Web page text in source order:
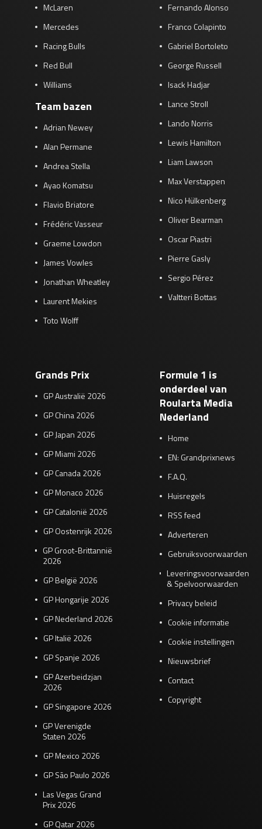
McLaren
Mercedes
Racing Bulls
Red Bull
Williams
Team bazen
Adrian Newey
Alan Permane
Andrea Stella
Ayao Komatsu
Flavio Briatore
Frédéric Vasseur
Graeme Lowdon
James Vowles
Jonathan Wheatley
Laurent Mekies
Toto Wolff
Fernando Alonso
Franco Colapinto
Gabriel Bortoleto
George Russell
Isack Hadjar
Lance Stroll
Lando Norris
Lewis Hamilton
Liam Lawson
Max Verstappen
Nico Hülkenberg
Oliver Bearman
Oscar Piastri
Pierre Gasly
Sergio Pérez
Valtteri Bottas
Grands Prix
GP Australië 2026
GP China 2026
GP Japan 2026
GP Miami 2026
GP Canada 2026
GP Monaco 2026
GP Catalonië 2026
GP Oostenrijk 2026
GP Groot-Brittannië
2026
GP België 2026
GP Hongarije 2026
GP Nederland 2026
GP Italië 2026
GP Spanje 2026
GP Azerbeidzjan
2026
GP Singapore 2026
GP Verenigde
Staten 2026
GP Mexico 2026
GP São Paulo 2026
Las Vegas Grand
Prix 2026
GP Qatar 2026
Formule 1 is
onderdeel van
Roularta Media
Nederland
Home
EN: Grandprixnews
F.A.Q.
Huisregels
RSS feed
Adverteren
Gebruiksvoorwaarden
Leveringsvoorwaarden
& Spelvoorwaarden
Privacy beleid
Cookie informatie
Cookie instellingen
Nieuwsbrief
Contact
Copyright